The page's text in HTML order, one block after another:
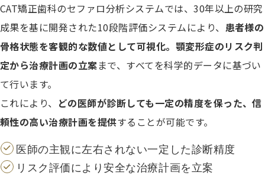
CAT矯正歯科のセファロ分析システムでは、30年以上の研究
成果を基に開発された10段階評価システムにより、 患者様の
骨格状態を客観的な数値として可視化。顎変形症のリスク判
定から治療計画の立案まで、すべてを科学的データに基づい
て行います。
これにより、 どの医師が診断しても一定の精度を保った、信
頼性の高い治療計画を提供することが可能です。
医師の主観に左右されない一定した診断精度
リスク評価により安全な治療計画を立案